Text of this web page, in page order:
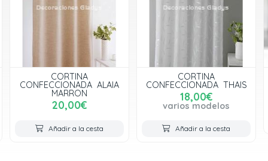
CORTINA
CONFECCIONADA ALAIA
MARRON
20,00€
Añadir a la cesta
CORTINA
CONFECCIONADA THAIS
18,00€
varios modelos
Añadir a la cesta